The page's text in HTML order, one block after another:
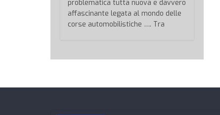
problematica tutta nuova e davvero
affascinante legata al mondo delle
corse automobilistiche …. Tra